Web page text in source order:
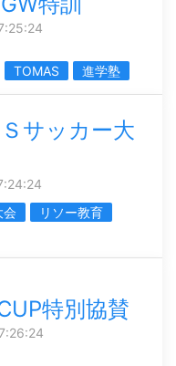
TOMAS 進学塾
サッカー大
会
リソー教育
特別協賛